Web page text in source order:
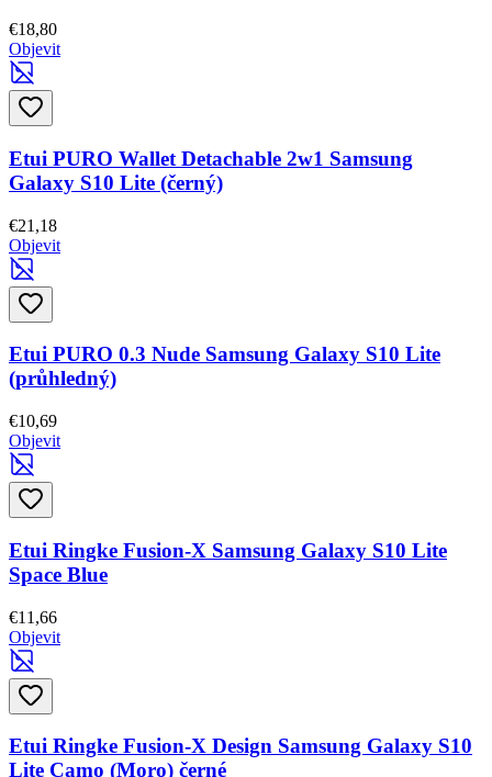
€18,80
Objevit
Etui PURO Wallet Detachable 2w1 Samsung
Galaxy S10 Lite (černý)
€21,18
Objevit
Etui PURO 0.3 Nude Samsung Galaxy S10 Lite
(průhledný)
€10,69
Objevit
Etui Ringke Fusion-X Samsung Galaxy S10 Lite
Space Blue
€11,66
Objevit
Etui Ringke Fusion-X Design Samsung Galaxy S10
Lite Camo (Moro) černé